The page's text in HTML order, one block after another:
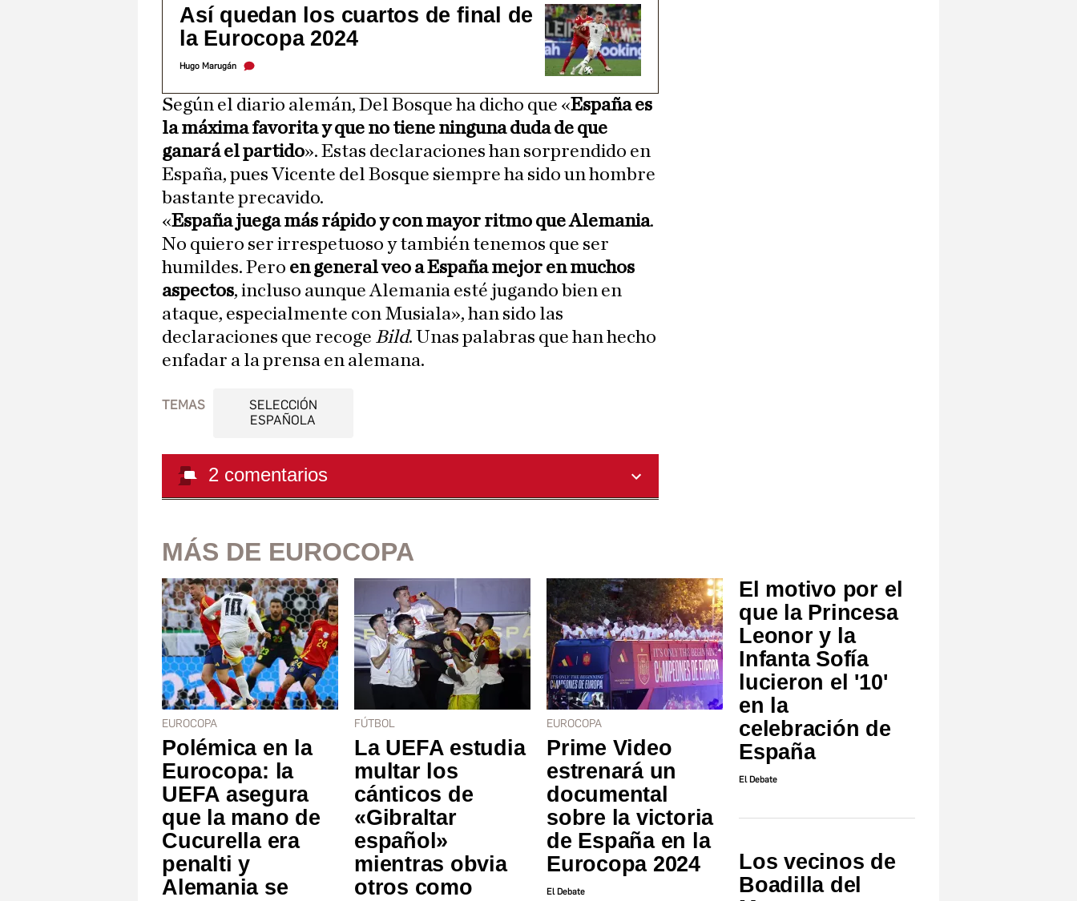
Así quedan los cuartos de final de
la Eurocopa 2024
Hugo Marugán
Según el diario alemán, Del Bosque ha dicho que «España es
la máxima favorita y que no tiene ninguna duda de que
ganará el partido». Estas declaraciones han sorprendido en
España, pues Vicente del Bosque siempre ha sido un hombre
bastante precavido.
«España juega más rápido y con mayor ritmo que Alemania.
No quiero ser irrespetuoso y también tenemos que ser
humildes. Pero en general veo a España mejor en muchos
aspectos, incluso aunque Alemania esté jugando bien en
ataque, especialmente con Musiala», han sido las
declaraciones que recoge Bild. Unas palabras que han hecho
enfadar a la prensa en alemana.
TEMAS
SELECCIÓN
ESPAÑOLA
2 comentarios
MÁS DE EUROCOPA
EUROCOPA
Polémica en la
Eurocopa: la
UEFA asegura
que la mano de
Cucurella era
penalti y
Alemania se
FÚTBOL
La UEFA estudia
multar los
cánticos de
«Gibraltar
español»
mientras obvia
otros como
EUROCOPA
Prime Video
estrenará un
documental
sobre la victoria
de España en la
Eurocopa 2024
El Debate
El motivo por el
que la Princesa
Leonor y la
Infanta Sofía
lucieron el '10'
en la
celebración de
España
El Debate
Los vecinos de
Boadilla del